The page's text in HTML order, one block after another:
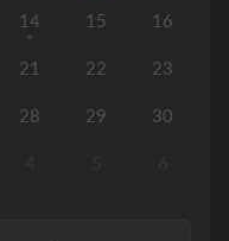
14 15 16
21 22 23
28 29 30